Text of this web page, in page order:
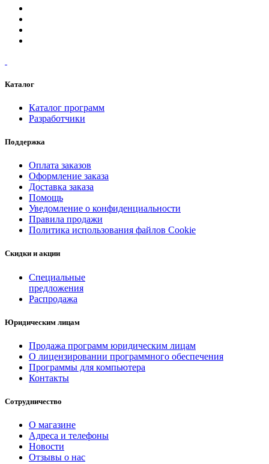
Каталог
Каталог программ
Разработчики
Поддержка
Оплата заказов
Оформление заказа
Доставка заказа
Помощь
Уведомление о конфиденциальности
Правила продажи
Политика использования файлов Cookie
Скидки и акции
Специальные
предложения
Распродажа
Юридическим лицам
Продажа программ юридическим лицам
О лицензировании программного обеспечения
Программы для компьютера
Контакты
Сотрудничество
О магазине
Адреса и телефоны
Новости
Отзывы о нас